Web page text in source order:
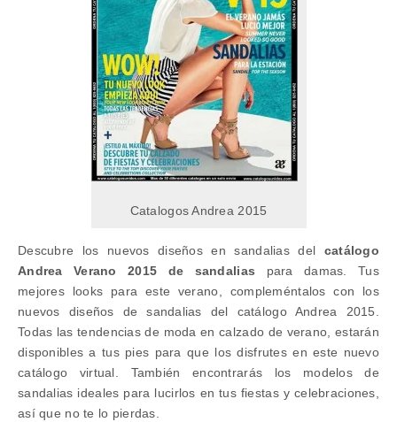
Catalogos Andrea 2015
Descubre los nuevos diseños en sandalias del catálogo
AndreaVerano 2015 de sandalias para damas. Tus
mejores looks para este verano, compleméntalos con los
nuevos diseños de sandalias del catálogo Andrea 2015.
Todas lastendencias de moda en calzado de verano, estarán
disponibles a tus pies para que los disfrutes en este nuevo
catálogo virtual. También encontrarás los modelos de
sandalias ideales para lucirlos en tus fiestas y celebraciones,
así que no te lo pierdas.